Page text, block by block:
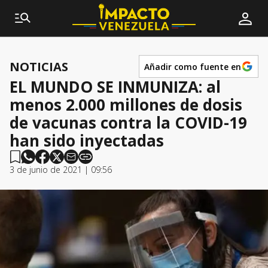
NOTICIAS Añadir como fuente en
EL MUNDO SE INMUNIZA: al
menos 2.000 millones de dosis
de vacunas contra la COVID-19
han sido inyectadas
3 de junio de 2021 | 09:56